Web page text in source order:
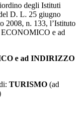
degli Istituti
D. L. 25 giugno
2008, n. 133, l’Istituto
e ad
e ad INDIRIZZO
TURISMO (ad